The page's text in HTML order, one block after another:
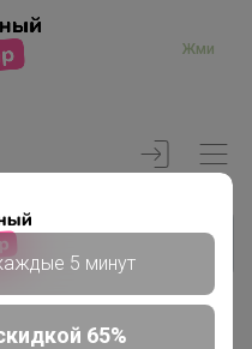
Жми
5 минут
65%